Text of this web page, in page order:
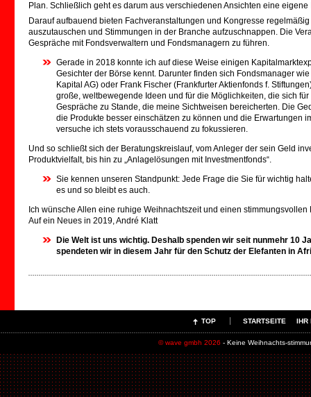
Plan. Schließlich geht es darum aus verschiedenen Ansichten eine
Darauf aufbauend bieten Fachveranstaltungen und Kongresse
auszutauschen und Stimmungen in der Branche aufzuschnappen. Die
Gespräche mit Fondsverwaltern und Fondsmanagern zu führen.
Gerade in 2018 konnte ich auf diese Weise einigen
Gesichter der Börse kennt. Darunter finden sich Fondsmanager
Kapital AG) oder Frank Fischer (Frankfurter Aktienfonds f.
große, weltbewegende Ideen und für die Möglichkeiten, die sich
Gespräche zu Stande, die meine Sichtweisen bereicherten. Die
die Produkte besser einschätzen zu können und die Erwartungen
versuche ich stets vorausschauend zu fokussieren.
Und so schließt sich der Beratungskreislauf, vom Anleger der sein Geld
Produktvielfalt, bis hin zu „Anlagelösungen mit Investmentfonds“.
Sie kennen unseren Standpunkt: Jede Frage die Sie für wichtig
es und so bleibt es auch.
Ich wünsche Allen eine ruhige Weihnachtszeit und einen stimmungsvollen
Auf ein Neues in 2019, André Klatt
Die Welt ist uns wichtig. Deshalb spenden wir seit nunmehr 10
spendeten wir in diesem Jahr für den Schutz der Elefanten in
TOP STARTSEITE IHR
© wave gmbh 2026 - Keine Weihnachts-